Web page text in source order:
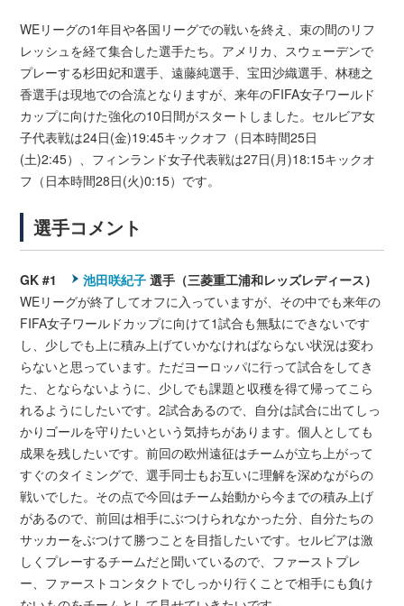
WEリーグの1年目や各国リーグでの戦いを終え、束の間のリフ
レッシュを経て集合した選手たち。アメリカ、スウェーデンで
プレーする杉田妃和選手、遠藤純選手、宝田沙織選手、林穂之
香選手は現地での合流となりますが、来年のFIFA女子ワールド
カップに向けた強化の10日間がスタートしました。セルビア女
子代表戦は24日(金)19:45キックオフ（日本時間25日
(土)2:45）、フィンランド女子代表戦は27日(月)18:15キックオ
フ（日本時間28日(火)0:15）です。
選手コメント
GK #1 池田咲紀子 選手（三菱重工浦和レッズレディース）
WEリーグが終了してオフに入っていますが、その中でも来年の
FIFA女子ワールドカップに向けて1試合も無駄にできないです
し、少しでも上に積み上げていかなければならない状況は変わ
らないと思っています。ただヨーロッパに行って試合をしてき
た、とならないように、少しでも課題と収穫を得て帰ってこら
れるようにしたいです。2試合あるので、自分は試合に出てしっ
かりゴールを守りたいという気持ちがあります。個人としても
成果を残したいです。前回の欧州遠征はチームが立ち上がって
すぐのタイミングで、選手同士もお互いに理解を深めながらの
戦いでした。その点で今回はチーム始動から今までの積み上げ
があるので、前回は相手にぶつけられなかった分、自分たちの
サッカーをぶつけて勝つことを目指したいです。セルビアは激
しくプレーするチームだと聞いているので、ファーストプレ
ー、ファーストコンタクトでしっかり行くことで相手にも負け